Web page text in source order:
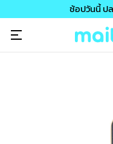
ช้อปวันนี้ ป